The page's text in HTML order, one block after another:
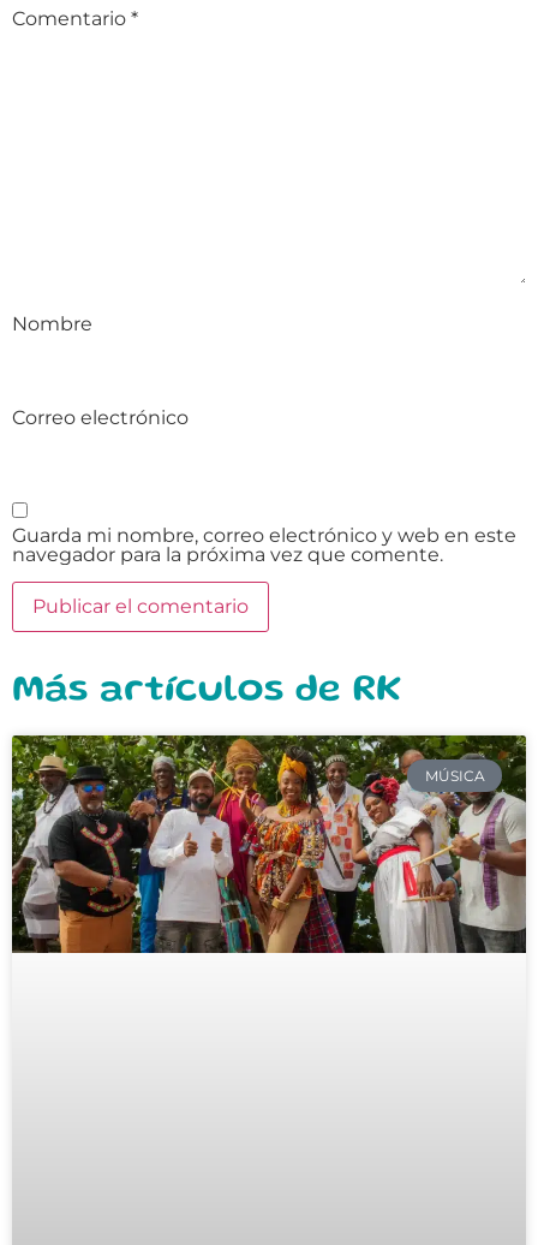
Comentario *
Nombre
Correo electrónico
Guarda mi nombre, correo electrónico y web en este
navegador para la próxima vez que comente.
Más artículos de RK
MÚSICA